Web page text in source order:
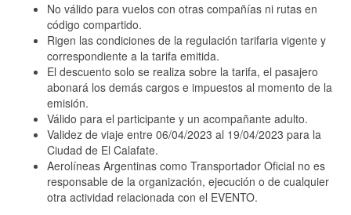
No válido para vuelos con otras compañías ni rutas en
código compartido.
Rigen las condiciones de la regulación tarifaria vigente y
correspondiente a la tarifa emitida.
El descuento solo se realiza sobre la tarifa, el pasajero
abonará los demás cargos e impuestos al momento de la
emisión.
Válido para el participante y un acompañante adulto.
Validez de viaje entre 06/04/2023 al 19/04/2023 para la
Ciudad de El Calafate.
Aerolíneas Argentinas como Transportador Oficial no es
responsable de la organización, ejecución o de cualquier
otra actividad relacionada con el EVENTO.